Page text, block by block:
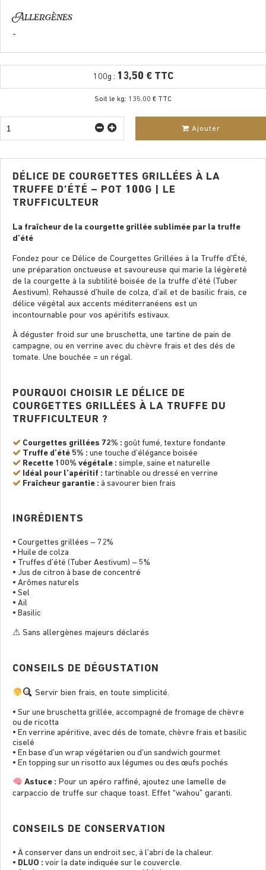
Allergènes
-
100g : 13,50 € TTC
Soit le kg: 135.00 € TTC
Ajouter
DÉLICE DE COURGETTES GRILLÉES À LA
TRUFFE D’ÉTÉ – POT 100G | LE
TRUFFICULTEUR
La fraîcheur de la courgette grillée sublimée par la truffe
d’été
Fondez pour ce Délice de Courgettes Grillées à la Truffe d’Été,
une préparation onctueuse et savoureuse qui marie la légèreté
de la courgette à la subtilité boisée de la truffe d’été (Tuber
Aestivum). Rehaussé d’huile de colza, d’ail et de basilic frais, ce
délice végétal aux accents méditerranéens est un
incontournable pour vos apéritifs estivaux.
À déguster froid sur une bruschetta, une tartine de pain de
campagne, ou en verrine avec du chèvre frais et des dés de
tomate. Une bouchée = un régal.
POURQUOI CHOISIR LE DÉLICE DE
COURGETTES GRILLÉES À LA TRUFFE DU
TRUFFICULTEUR ?
Courgettes grillées 72% : goût fumé, texture fondante
Truffe d’été 5% : une touche d’élégance boisée
Recette 100% végétale : simple, saine et naturelle
Idéal pour l’apéritif : tartinable ou dressé en verrine
Fraîcheur garantie : à savourer bien frais
INGRÉDIENTS
• Courgettes grillées – 72%
• Huile de colza
• Truffes d’été (Tuber Aestivum) – 5%
• Jus de citron à base de concentré
• Arômes naturels
• Sel
• Ail
• Basilic
⚠ Sans allergènes majeurs déclarés
CONSEILS DE DÉGUSTATION
Servir bien frais, en toute simplicité.
• Sur une bruschetta grillée, accompagné de fromage de chèvre
ou de ricotta
• En verrine apéritive, avec dés de tomate, chèvre frais et basilic
ciselé
• En base d’un wrap végétarien ou d’un sandwich gourmet
• En topping sur un risotto aux légumes ou des œufs pochés
Astuce : Pour un apéro rafﬁné, ajoutez une lamelle de
carpaccio de truffe sur chaque toast. Effet “wahou” garanti.
CONSEILS DE CONSERVATION
• À conserver dans un endroit sec, à l’abri de la chaleur.
• DLUO : voir la date indiquée sur le couvercle.